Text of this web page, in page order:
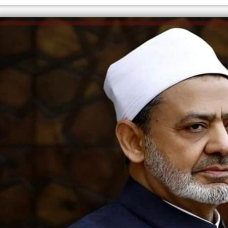
إلهام شرشر تكتب: دي مبقتش كورة..
دي سياسة
الكاتبة إلهام شرشر تهنئ الرئيس
السيسي بعيد ميلاده وتُشيد بجهوده